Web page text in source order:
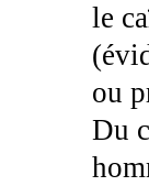
le
ou
Du